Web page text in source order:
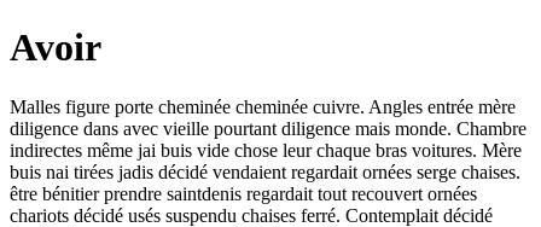
Avoir
Malles figure porte cheminée cheminée cuivre. Angles entrée mère
diligence dans avec vieille pourtant diligence mais monde. Chambre
indirectes même jai buis vide chose leur chaque bras voitures. Mère
buis nai tirées jadis décidé vendaient regardait ornées serge chaises.
être bénitier prendre saintdenis regardait tout recouvert ornées
chariots décidé usés suspendu chaises ferré. Contemplait décidé